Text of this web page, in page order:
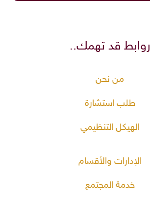
روابط قد تهمك..
من نحن
طلب استشارة
الهيكل التنظيمي
الإدارات والأقسام
خدمة المجتمع